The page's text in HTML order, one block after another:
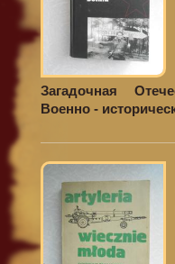
Загадочная Отечественная война. Серия
Военно -